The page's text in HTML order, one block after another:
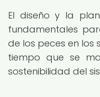
El diseño y la
fundamentales
de los peces en los
tiempo que se
sostenibilidad del